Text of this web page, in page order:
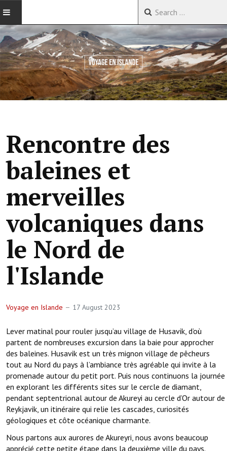
ACCUEIL
VOYAGES EN CHINE
VOYAGES EN ASIE
Rencontre des
baleines et
merveilles
volcaniques dans
le Nord de
l'Islande
Voyage en Islande 17 August 2023
Lever matinal pour rouler jusqu’au village de Husavik, d’où
partent de nombreuses excursion dans la baie pour approcher
des baleines. Husavik est un très mignon village de pêcheurs
tout au Nord du pays à l’ambiance très agréable qui invite à la
promenade autour du petit port. Puis nous continuons la journée
en explorant les différents sites sur le cercle de diamant,
pendant septentrional autour de Akureyi au cercle d’Or autour de
Reykjavik, un itinéraire qui relie les cascades, curiosités
géologiques et côte océanique charmante.
Nous partons aux aurores de Akureyri, nous avons beaucoup
apprécié cette petite étape dans la deuxième ville du pays.